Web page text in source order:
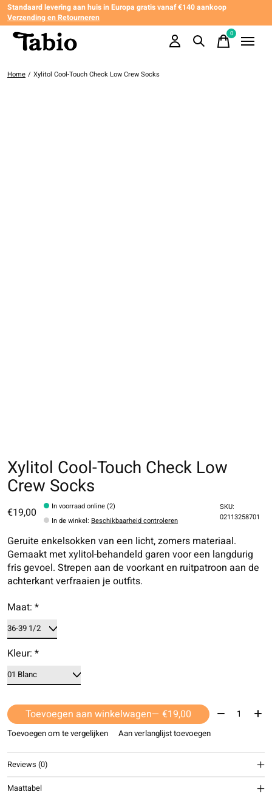
Standaard levering aan huis in Europa gratis vanaf €140 aankoop
Verzending en Retourneren
0items
Home / Xylitol Cool-Touch Check Low Crew Socks
Xylitol Cool-Touch Check Low
Crew Socks
€19,00
In voorraad online (2)
In de winkel: Beschikbaarheid controleren
SKU:
02113258701
Geruite enkelsokken van een licht, zomers materiaal.
Gemaakt met xylitol-behandeld garen voor een langdurig
fris gevoel. Strepen aan de voorkant en ruitpatroon aan de
achterkant verfraaien je outfits.
Maat: *
Kleur: *
Toevoegen aan winkelwagen — €19,00 Aantal:
Toevoegen om te vergelijken Aan verlanglijst toevoegen
Reviews (0)
Maattabel